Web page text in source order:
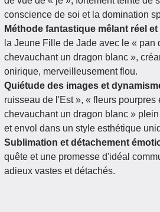
conscience de soi et la domination
Méthode fantastique mêlant réel et
la Jeune Fille de Jade avec le «
chevauchant un dragon blanc »,
onirique, merveilleusement flou.
Quiétude des images et
ruisseau de l'Est », « fleurs
chevauchant un dragon blanc »
et envol dans un style esthétique
Sublimation et détachement
quête et une promesse d'idéal
adieux vastes et détachés.